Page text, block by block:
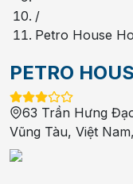
/
Petro House
PETRO
63 Trần Hưng
Vũng Tàu, Việt Nam,